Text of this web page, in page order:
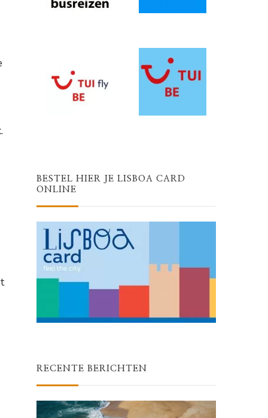
BESTEL HIER JE LISBOA CARD
ONLINE
RECENTE BERICHTEN